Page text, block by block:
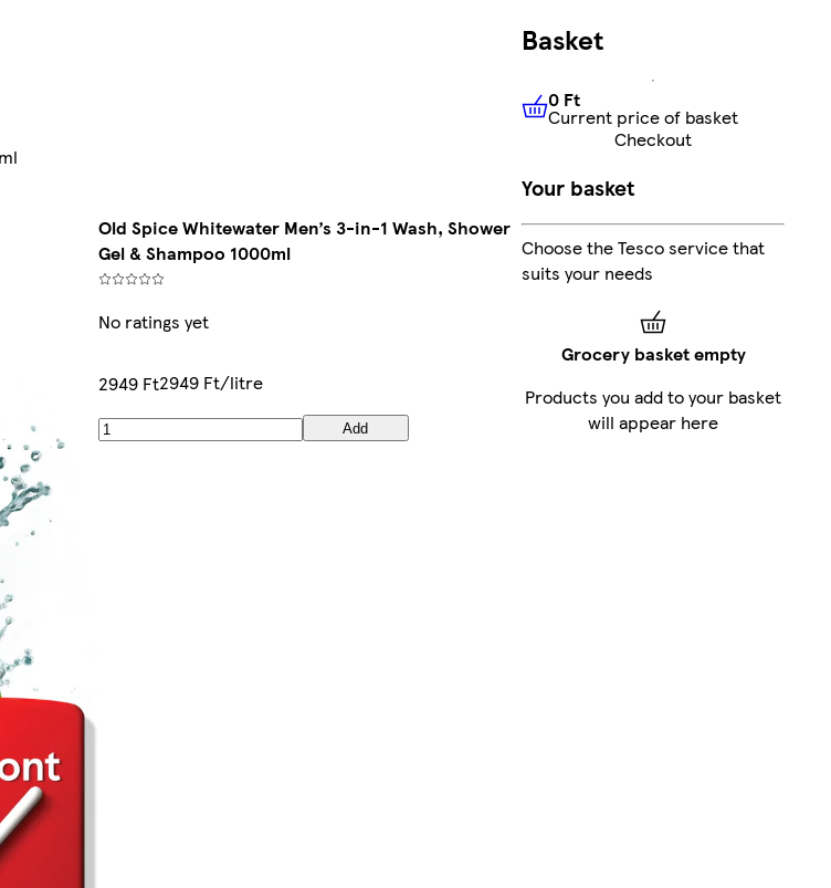
Old Spice Whitewater Men’s 3-in-1 Wash, Shower
Gel & Shampoo 1000ml
No ratings yet
2949 Ft2949 Ft/litre
Add
Basket
0 FtCurrent price of basket
0 Ft
Current price of basket
Checkout
Your basket
Choose the Tesco service that
suits your needs
Grocery basket empty
Products you add to your basket
will appear here